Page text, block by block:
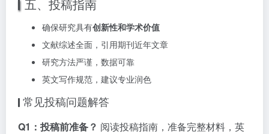
五、投稿指南
确保研究具有创新性和学术价值
文献综述全面，引用期刊近年文章
研究方法严谨，数据可靠
英文写作规范，建议专业润色
常见投稿问题解答
Q1：投稿前准备？ 阅读投稿指南，准备完整材料，英